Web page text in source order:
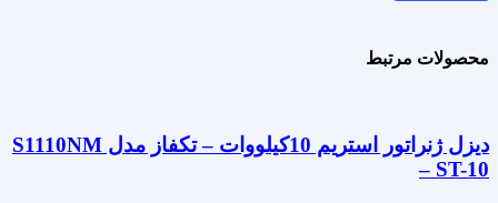
محصولات مرتبط
دیزل ژنراتور استریم 10کیلووات – تکفاز مدل S1110NM
– ST-10